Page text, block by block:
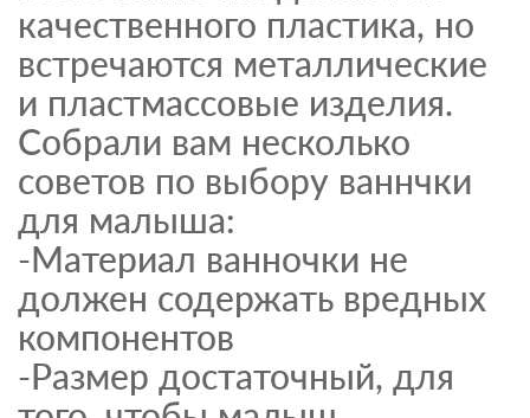
качественного пластика, но
встречаются металлические
и пластмассовые изделия.
Собрали вам несколько
советов по выбору ваннчки
для малыша:
-Материал ванночки не
должен содержать вредных
компонентов
-Размер достаточный, для